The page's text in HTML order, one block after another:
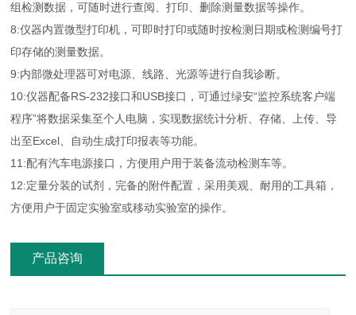
组检测数据，可随时进行查阅、打印、删除测量数据等操作。
8:仪器内置微型打印机，可即时打印或随时按检测日期或检测编号打
印存储的测量数据。
9:内部微处理器可对电源、线路、光源等进行自我诊断。
10:仪器配备RS-232接口和USB接口，可通过绿安“监控系统客户端
程序”将数据采集至个人电脑，实现数据统计分析、存储、上传、导
出至Excel、自动生成打印报表等功能。
11:配有汽车电源接口，方便用户用于装备流动检测车等。
12:定量分装的试剂，完备的附件配置，采用美观、耐用的工具箱，
方便用户于固定实验室或移动实验室的操作。
产品咨询